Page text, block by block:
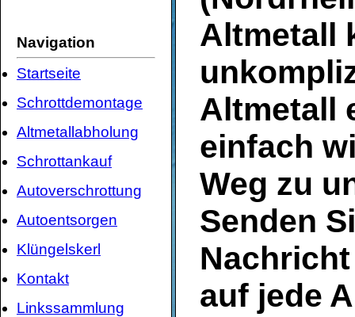
Navigation
Startseite
Schrottdemontage
Altmetallabholung
Schrottankauf
Autoverschrottung
Autoentsorgen
Klüngelskerl
Kontakt
Linkssammlung
Altmetall
Altmetall
einfach
Weg zu
Senden
auf jede